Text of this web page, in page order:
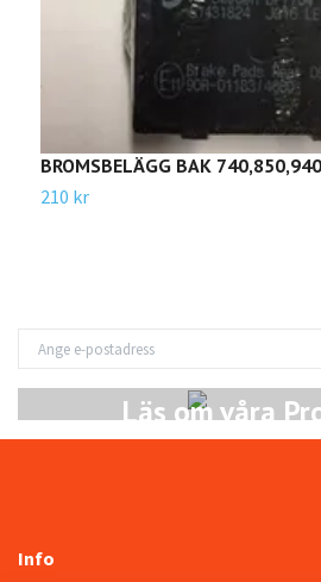
Läs om våra
BROMSBELÄGG BAK
210 kr
Info